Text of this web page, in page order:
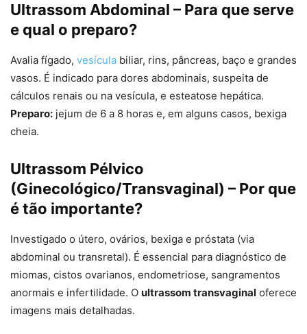
Ultrassom Abdominal – Para que serve
e qual o preparo?
Avalia fígado, vesícula biliar, rins, pâncreas, baço e grandes
vasos. É indicado para dores abdominais, suspeita de
cálculos renais ou na vesícula, e esteatose hepática.
Preparo: jejum de 6 a 8 horas e, em alguns casos, bexiga
cheia.
Ultrassom Pélvico
(Ginecológico/Transvaginal) – Por que
é tão importante?
Investigado o útero, ovários, bexiga e próstata (via
abdominal ou transretal). É essencial para diagnóstico de
miomas, cistos ovarianos, endometriose, sangramentos
anormais e infertilidade. O ultrassom transvaginal oferece
imagens mais detalhadas.